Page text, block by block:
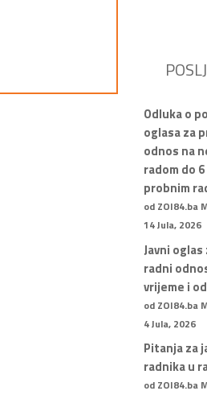
Odluka o
oglasa za
odnos na
radom do
probnim
od ZOI84.ba
14 Jula, 2026
Javni
radni
vrijeme i
od ZOI84.ba
4 Jula, 2026
Pitanja za
radnika u
od ZOI84.ba